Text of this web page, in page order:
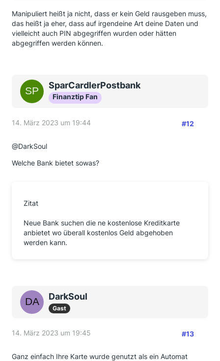
Manipuliert heißt ja nicht, dass er kein Geld rausgeben muss,
das heißt ja eher, dass auf irgendeine Art deine Daten und
vielleicht auch PIN abgegriffen wurden oder hätten
abgegriffen werden können.
SparCardlerPostbank
Finanztip Fan
14. März 2023 um 19:44 #12
@DarkSoul
Welche Bank bietet sowas?
Zitat
Neue Bank suchen die ne kostenlose Kreditkarte
anbietet wo überall kostenlos Geld abgehoben
werden kann.
DarkSoul
Gast
14. März 2023 um 19:45 #13
Ganz einfach Ihre Karte wurde genutzt als ein Automat